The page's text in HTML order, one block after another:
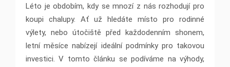
Léto je obdobím, kdy se mnozí z nás rozhodují pro
koupi chalupy. Ať už hledáte místo pro rodinné
výlety, nebo útočiště před každodenním shonem,
letní měsíce nabízejí ideální podmínky pro takovou
investici. V tomto článku se podíváme na výhody,